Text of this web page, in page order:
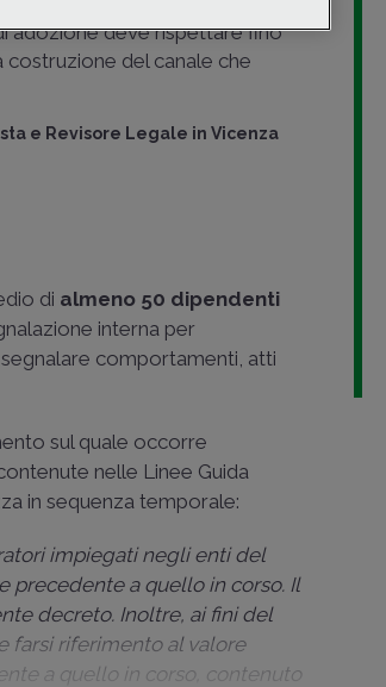
adozione deve rispettare fino
costruzione del canale che
e Revisore Legale in Vicenza
di almeno 50 dipendenti
interna per
comportamenti, atti
sul quale occorre
nelle Linee Guida
in sequenza temporale:
impiegati negli enti del
precedente a quello in corso. Il
decreto. Inoltre, ai fini del
farsi riferimento al valore
a quello in corso, contenuto